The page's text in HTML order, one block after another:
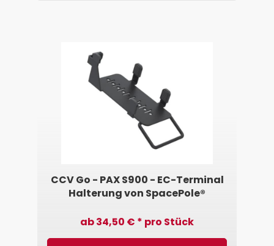
CCV Go - PAX S900 - EC-Terminal
Halterung von SpacePole®
ab 34,50 € * pro Stück